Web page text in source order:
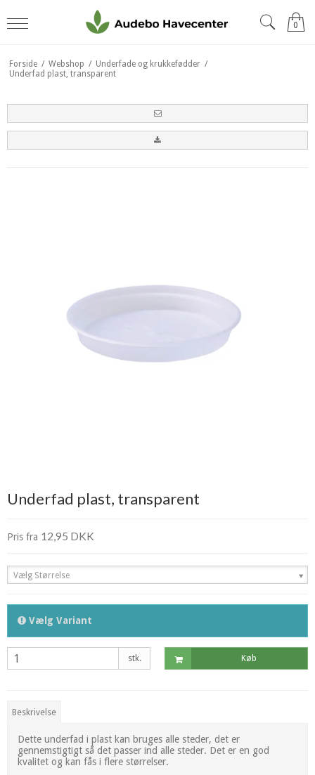
0
Forside / Webshop / Underfade og krukkefødder /
Underfad plast, transparent
Underfad plast, transparent
Pris fra 12,95 DKK
Vælg Størrelse
Vælg Variant
stk. Køb
Beskrivelse
Dette underfad i plast kan bruges alle steder, det er
gennemstigtigt så det passer ind alle steder. Det er en god
kvalitet og kan fås i flere størrelser.